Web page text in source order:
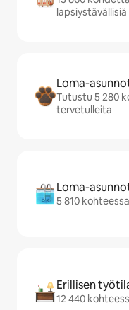
Loma-
Tutustu 5 280
tervetulleita
Loma-
5 810
Erillisen
12 440